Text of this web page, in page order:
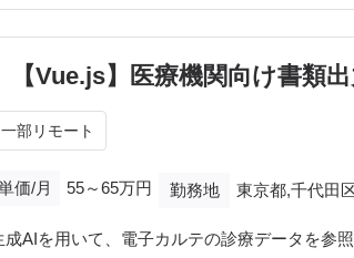
基本時間】
～19:00
備考】
PCは貸与いたしますが、基本はMac推奨とな
隔週1時間の開発部全体定例MTGへの参加を
【Vue.js】医療機関向け書類
一部リモート
価/月 55～65万円 勤務地 東京都,千代田
成AIを用いて、電子カルテの診療データを参